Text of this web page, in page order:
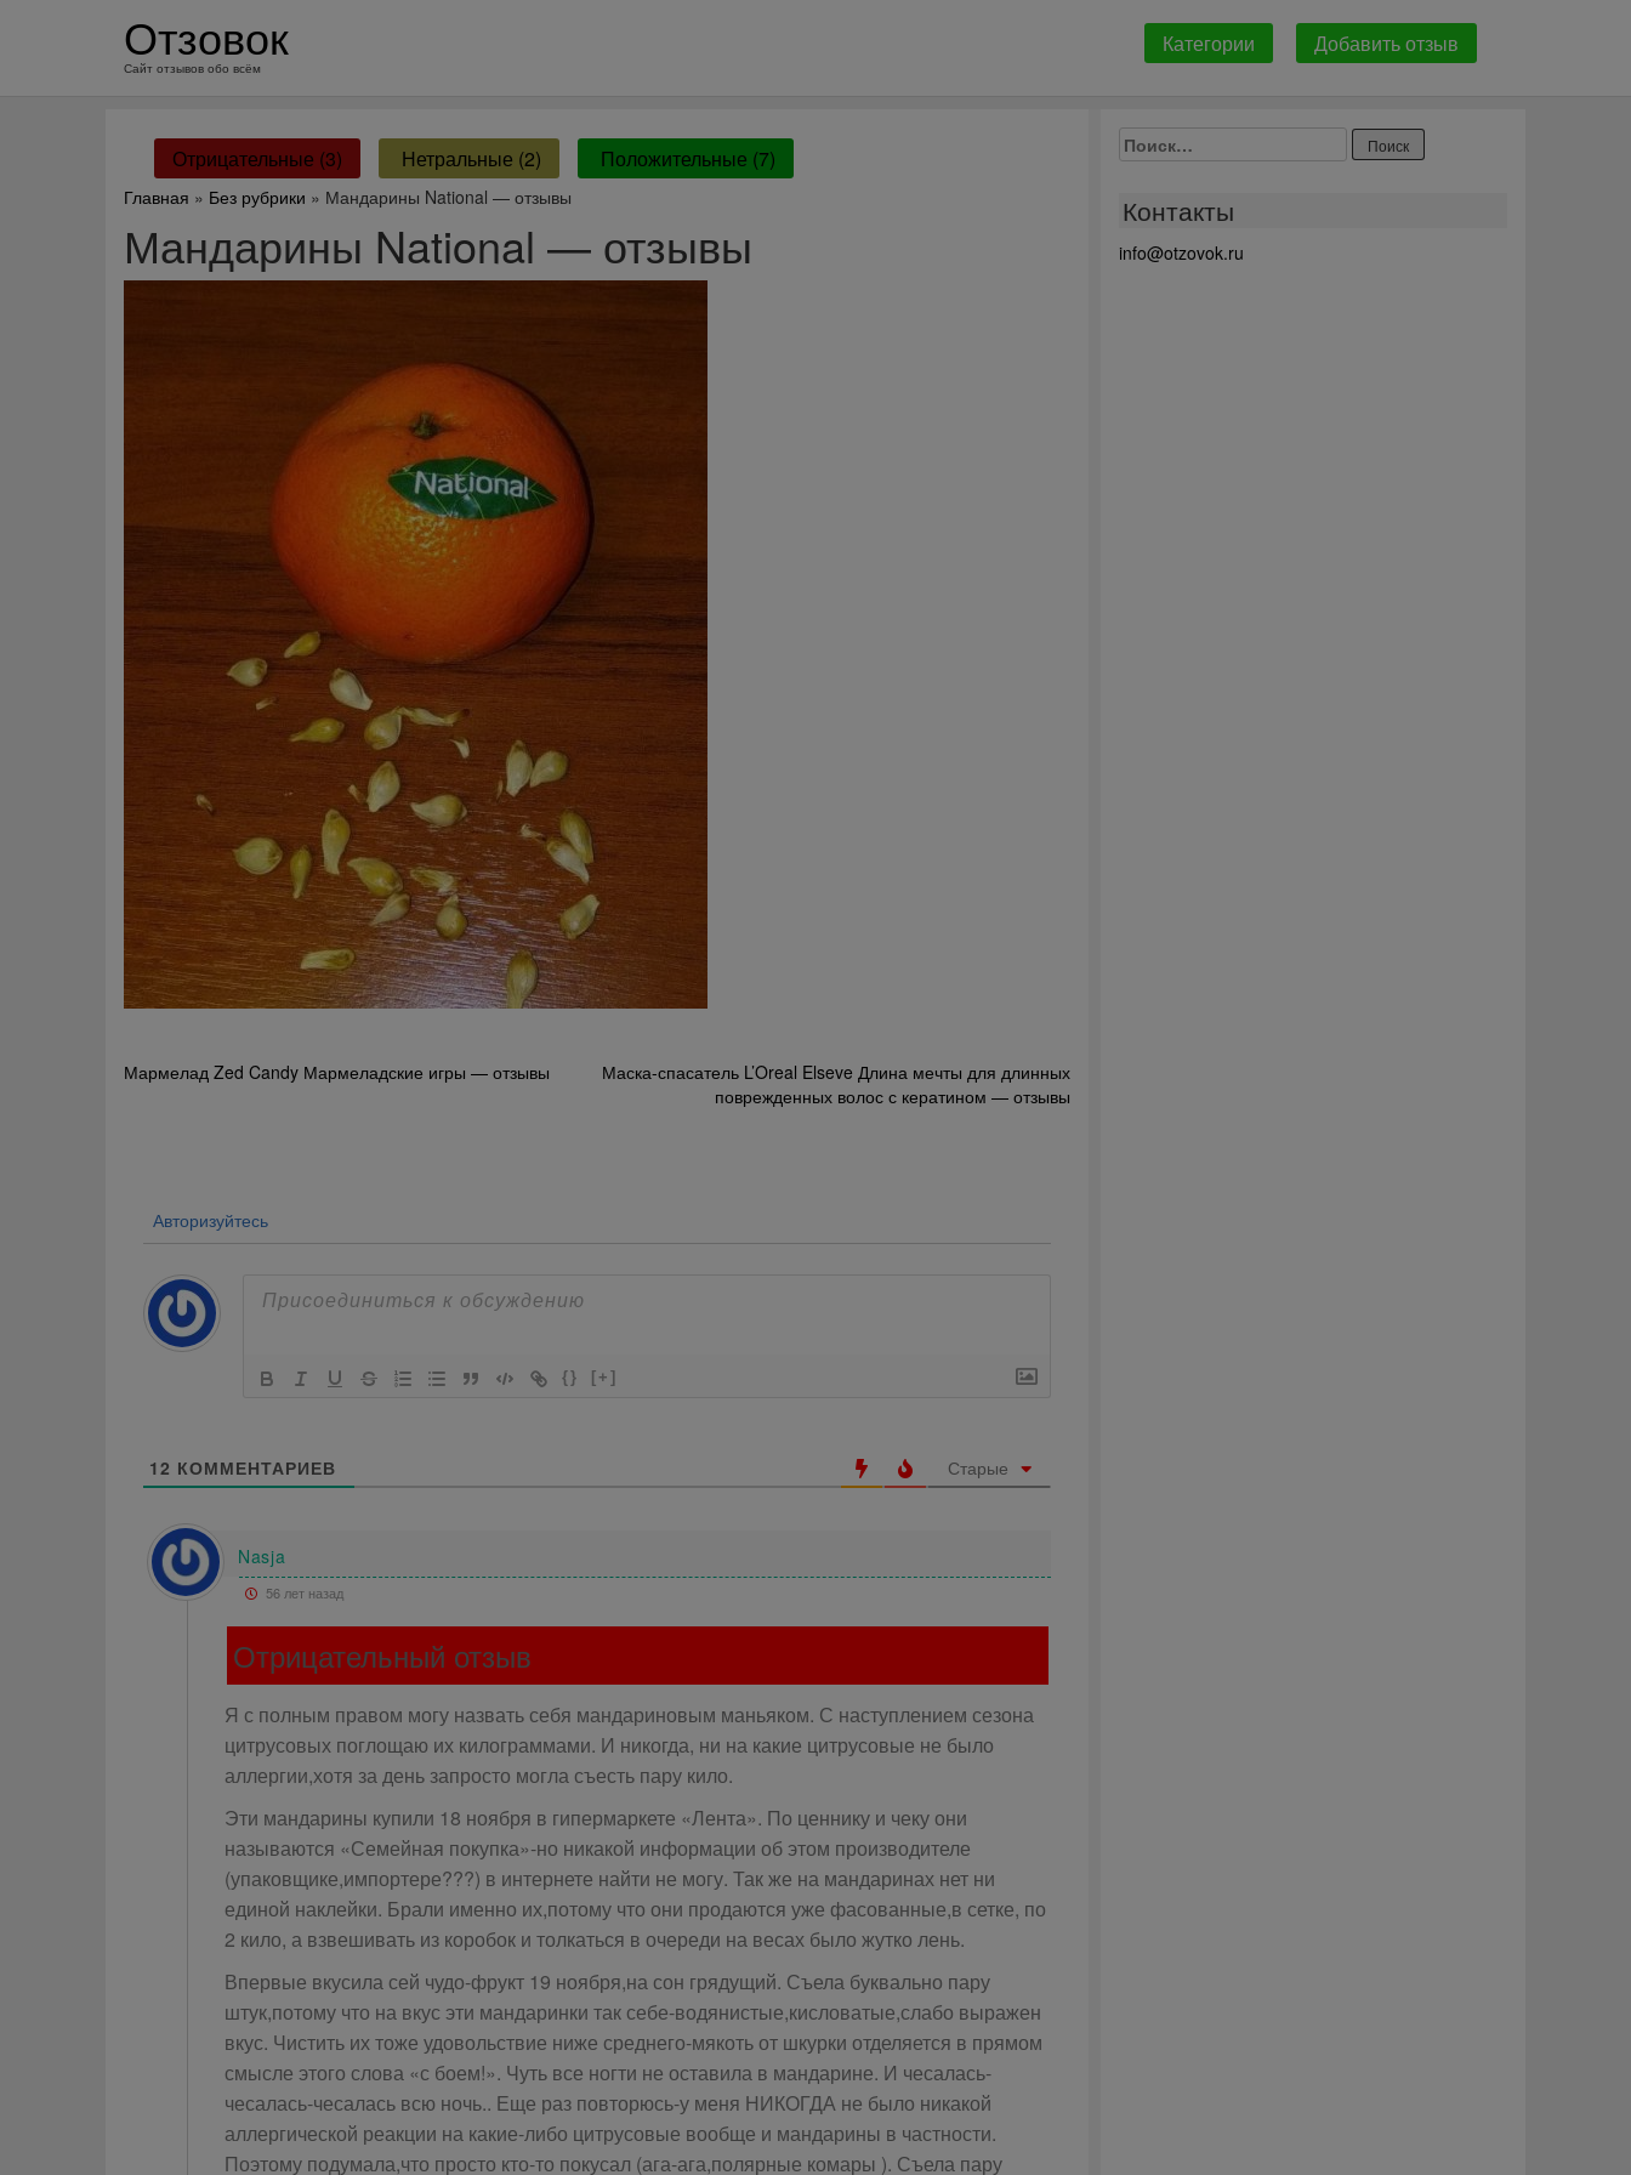
Отзовок
Сайт отзывов обо всём
Категории Добавить отзыв
Отрицательные (3) Нетральные (2) Положительные (7)
Главная » Без рубрики » Мандарины National — отзывы
Мандарины National — отзывы
Навигация
Мармелад Zed Candy Мармеладские игры — отзывы
Маска-спасатель L’Oreal Elseve Длина мечты для длинных
поврежденных волос с кератином — отзывы
Авторизуйтесь
{} [+]
12 КОММЕНТАРИЕВ Старые
Nasja
56 лет назад
Отрицательный отзыв
Я с полным правом могу назвать себя мандариновым маньяком. С наступлением сезона
цитрусовых поглощаю их килограммами. И никогда, ни на какие цитрусовые не было
аллергии,хотя за день запросто могла съесть пару кило.
Эти мандарины купили 18 ноября в гипермаркете «Лента». По ценнику и чеку они
называются «Семейная покупка»-но никакой информации об этом производителе
(упаковщике,импортере???) в интернете найти не могу. Так же на мандаринах нет ни
единой наклейки. Брали именно их,потому что они продаются уже фасованные,в сетке, по
2 кило, а взвешивать из коробок и толкаться в очереди на весах было жутко лень.
Впервые вкусила сей чудо-фрукт 19 ноября,на сон грядущий. Съела буквально пару
штук,потому что на вкус эти мандаринки так себе-водянистые,кисловатые,слабо выражен
вкус. Чистить их тоже удовольствие ниже среднего-мякоть от шкурки отделяется в прямом
смысле этого слова «с боем!». Чуть все ногти не оставила в мандарине. И чесалась-
чесалась-чесалась всю ночь.. Еще раз повторюсь-у меня НИКОГДА не было никакой
аллергической реакции на какие-либо цитрусовые вообще и мандарины в частности.
Поэтому подумала,что просто кто-то покусал (ага-ага,полярные комары ). Съела пару
Найти:
Контакты
info@otzovok.ru